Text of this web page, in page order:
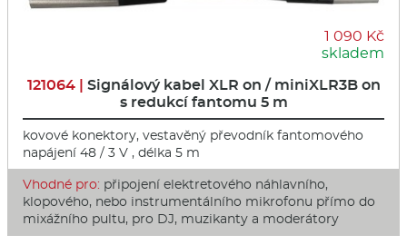
1 090 Kč
skladem
121064 | Signálový kabel XLR on / miniXLR3B on
s redukcí fantomu 5 m
kovové konektory, vestavěný převodník fantomového
napájení 48 / 3 V , délka 5 m
Vhodné pro: připojení elektretového náhlavního,
klopového, nebo instrumentálního mikrofonu přímo do
mixážního pultu, pro DJ, muzikanty a moderátory